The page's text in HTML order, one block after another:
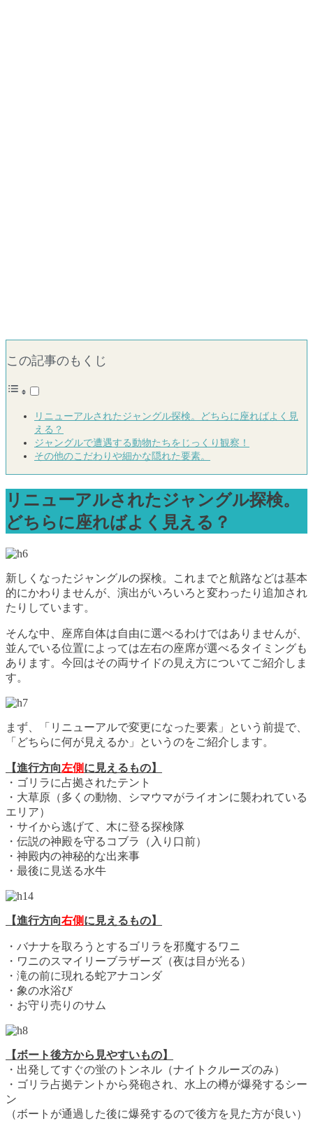
この記事のもくじ
リニューアルされたジャングル探検。どちらに座ればよく見
える？
ジャングルで遭遇する動物たちをじっくり観察！
その他のこだわりや細かな隠れた要素。
リニューアルされたジャングル探検。
どちらに座ればよく見える？
新しくなったジャングルの探検。これまでと航路などは基本
的にかわりませんが、演出がいろいろと変わったり追加され
たりしています。
そんな中、座席自体は自由に選べるわけではありませんが、
並んでいる位置によっては左右の座席が選べるタイミングも
あります。今回はその両サイドの見え方についてご紹介しま
す。
まず、「リニューアルで変更になった要素」という前提で、
「どちらに何が見えるか」というのをご紹介します。
【進行方向左側 に見えるもの】
・ゴリラに占拠されたテント
・大草原（多くの動物、シマウマがライオンに襲われている
エリア）
・サイから逃げて、木に登る探検隊
・伝説の神殿を守るコブラ（入り口前）
・神殿内の神秘的な出来事
・最後に見送る水牛
【進行方向右側 に見えるもの】
・バナナを取ろうとするゴリラを邪魔するワニ
・ワニのスマイリーブラザーズ（夜は目が光る）
・滝の前に現れる蛇アナコンダ
・象の水浴び
・お守り売りのサム
【ボート後方から見やすいもの】
・出発してすぐの蛍のトンネル（ナイトクルーズのみ）
・ゴリラ占拠テントから発砲され、水上の樽が爆発するシー
ン
（ボートが通過した後に爆発するので後方を見た方が良い）